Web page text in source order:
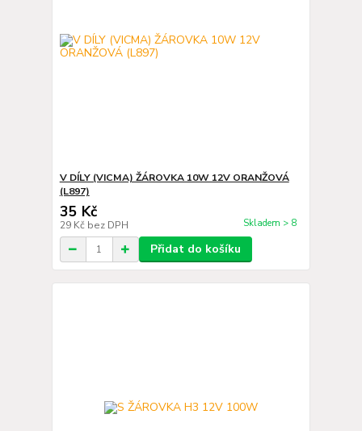
V DÍLY (VICMA) ŽÁROVKA 10W 12V ORANŽOVÁ
(L897)
35 Kč
29 Kč bez DPH Skladem > 8
Přidat do košíku